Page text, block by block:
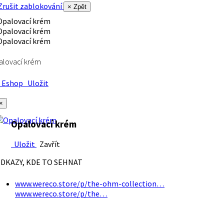
zablokování
× Zpět
krém
Uložit
Opalovací krém
Uložit Zavřít
KDE TO SEHNAT
www.wereco.store/p/the-ohm-collection…
www.wereco.store/p/the…